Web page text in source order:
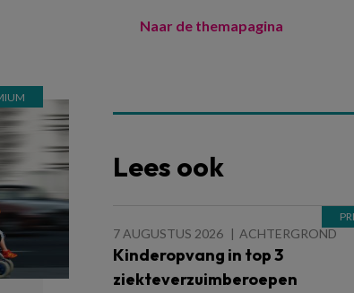
Naar de themapagina
Lees ook
7 AUGUSTUS 2026 ACHTERGROND
Kinderopvang in top 3
ziekteverzuimberoepen